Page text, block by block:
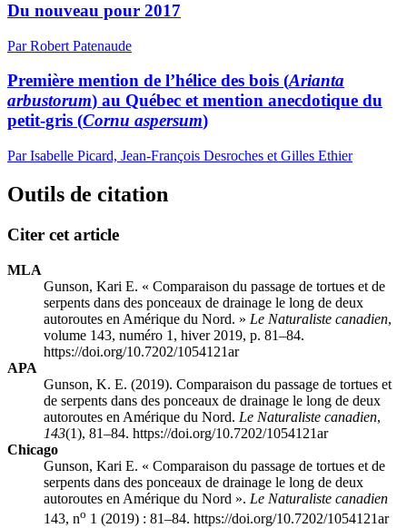
Du nouveau pour 2017
Par Robert Patenaude
Première mention de l’hélice des bois (Arianta
arbustorum) au Québec et mention anecdotique du
petit-gris (Cornu aspersum)
Par Isabelle Picard, Jean-François Desroches et Gilles Ethier
Outils de citation
Citer cet article
MLA
Gunson, Kari E. « Comparaison du passage de tortues et de
serpents dans des ponceaux de drainage le long de deux
autoroutes en Amérique du Nord. » Le Naturaliste canadien,
volume 143, numéro 1, hiver 2019, p. 81–84.
https://doi.org/10.7202/1054121ar
APA
Gunson, K. E. (2019). Comparaison du passage de tortues et
de serpents dans des ponceaux de drainage le long de deux
autoroutes en Amérique du Nord. Le Naturaliste canadien,
143(1), 81–84. https://doi.org/10.7202/1054121ar
Chicago
Gunson, Kari E. « Comparaison du passage de tortues et de
serpents dans des ponceaux de drainage le long de deux
autoroutes en Amérique du Nord ». Le Naturaliste canadien
143, no 1 (2019) : 81–84. https://doi.org/10.7202/1054121ar